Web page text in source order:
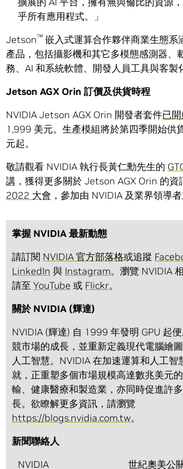
乎所有應用程式。」
Jetson™ 嵌入式運算合作夥伴商業生態系
產品，包括攝影機和其它多模態感測器、
務、AI 和系統軟體、開發人員工具與客製
Jetson AGX Orin 訂價及供貨時程
NVIDIA Jetson AGX Orin 開發者套件已
1,999 美元。生產模組將於第四季開始供
元起。
敬請觀看 NVIDIA 執行長黃仁勳先生的
講 ，獲得更多關於 Jetson AGX Orin 的資
2022 大會 ，參加由 NVIDIA 及業界領導者
掌握 NVIDIA 最新動態
請訂閱 NVIDIA 官方部落格或追蹤
LinkedIn 與 Instagram。瀏覽 NVIDIA
請至 YouTube 或 Flickr。
關於 NVIDIA (輝達)
NVIDIA (輝達) 自 1999 年發明 GPU 起
競市場的成長，並重新定義現代電腦繪
人工智慧。NVIDIA 在加速運算和人工智
就，正重塑多個市場規模高達數兆美元
輸、健康醫療和製造業，亦同時促進許
長。欲瞭解更多資訊，請瀏覽
https://blogs.nvidia.com.tw。
新聞聯絡人
NVIDIA
世紀奧美公